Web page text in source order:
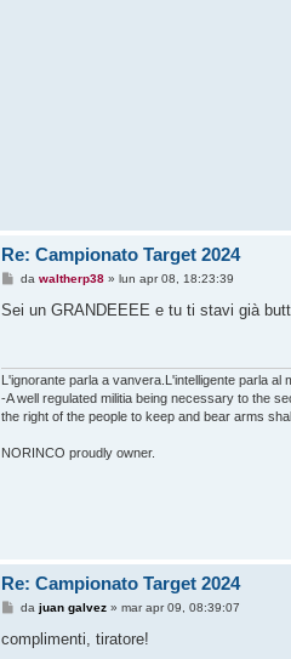
Re: Campionato Target 2024
M
s
i
o
da waltherp38» lun apr 08, 18:23:39
Sei un GRANDEEEE e tu ti stavi già
L'ignorante parla a vanvera.L'intelligente parla
-A well regulated militia being necessary to the
the right of the people to keep and bear arms
NORINCO proudly owner.
Re: Campionato Target 2024
M
s
da juan galvez» mar apr 09, 08:39:07
complimenti, tiratore!